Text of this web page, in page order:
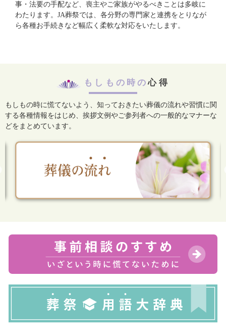
事・法要の手配など、喪主やご家族がやるべきことは多岐に
わたります。JA葬祭では、各分野の専門家と連携をとりなが
ら各種お手続きなど幅広く柔軟な対応をいたします。
もしもの時の心得
もしもの時に慌てないよう、知っておきたい葬儀の流れや習慣に関
する各種情報をはじめ、 挨拶文例やご参列者への一般的なマナーな
どをまとめています。